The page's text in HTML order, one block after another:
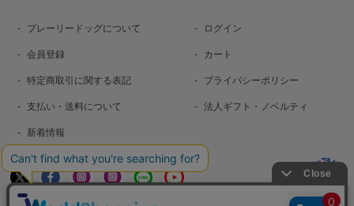
プレーリードッグについて ログイン
会員登録 カート
特定商取引に関する表記 プライバシーポリシー
支払い・送料について 法人ギフト・ノベルティ
新着情報